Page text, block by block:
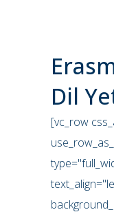
Dil
[vc_row